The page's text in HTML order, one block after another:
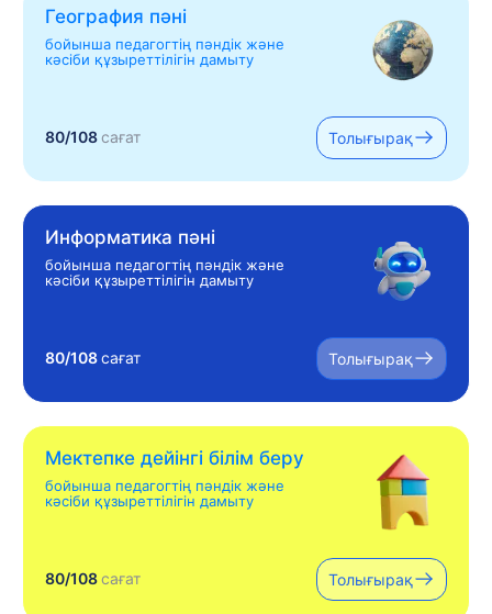
География пәні
бойынша педагогтің пәндік және
кәсіби құзыреттілігін дамыту
80/108сағат Толығырақ
Информатика пәні
бойынша педагогтің пәндік және
кәсіби құзыреттілігін дамыту
80/108сағат Толығырақ
Мектепке дейінгі білім беру
бойынша педагогтің пәндік және
кәсіби құзыреттілігін дамыту
80/108сағат Толығырақ